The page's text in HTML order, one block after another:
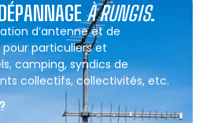
À RUNGIS.
d’antenne et de
particuliers et
camping, syndics de
collectifs, collectivités, etc.